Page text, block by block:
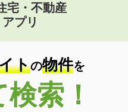
宅・不動産
アプリ
トの物件を
索！